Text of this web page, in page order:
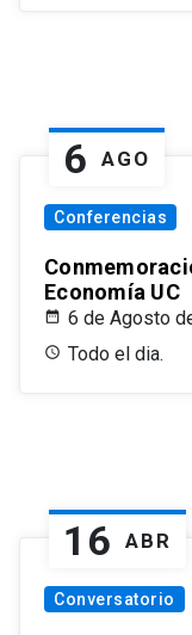
6 AGO
Conferencias
Economía UC
6 de Agosto
Todo el dia.
16 ABR
Conversatorio